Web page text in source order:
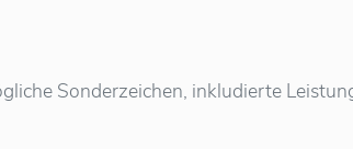
Sonderzeichen, inkludierte